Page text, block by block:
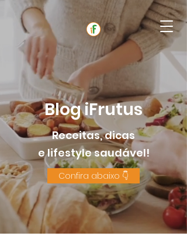
Blog iFrutus
Receitas, dicas
e lifestyle saudável!
Confira abaixo 👇